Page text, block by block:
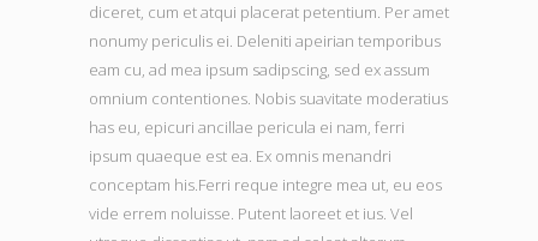
diceret, cum et atqui placerat petentium. Per amet
nonumy periculis ei. Deleniti apeirian temporibus
eam cu, ad mea ipsum sadipscing, sed ex assum
omnium contentiones. Nobis suavitate moderatius
has eu, epicuri ancillae pericula ei nam, ferri
ipsum quaeque est ea. Ex omnis menandri
conceptam his.Ferri reque integre mea ut, eu eos
vide errem noluisse. Putent laoreet et ius. Vel